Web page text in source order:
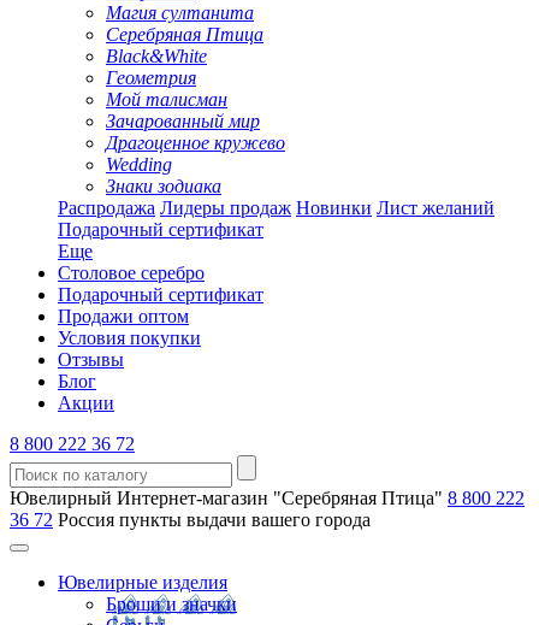
Магия султанита
Серебряная Птица
Black&White
Геометрия
Мой талисман
Зачарованный мир
Драгоценное кружево
Wedding
Знаки зодиака
Распродажа Лидеры продаж Новинки Лист желаний
Подарочный сертификат
Еще
Столовое серебро
Подарочный сертификат
Продажи оптом
Условия покупки
Отзывы
Блог
Акции
8 800 222 36 72
Ювелирный Интернет-магазин "Серебряная Птица" 8 800 222
36 72 Россия пункты выдачи вашего города
Ювелирные изделия
Броши и значки